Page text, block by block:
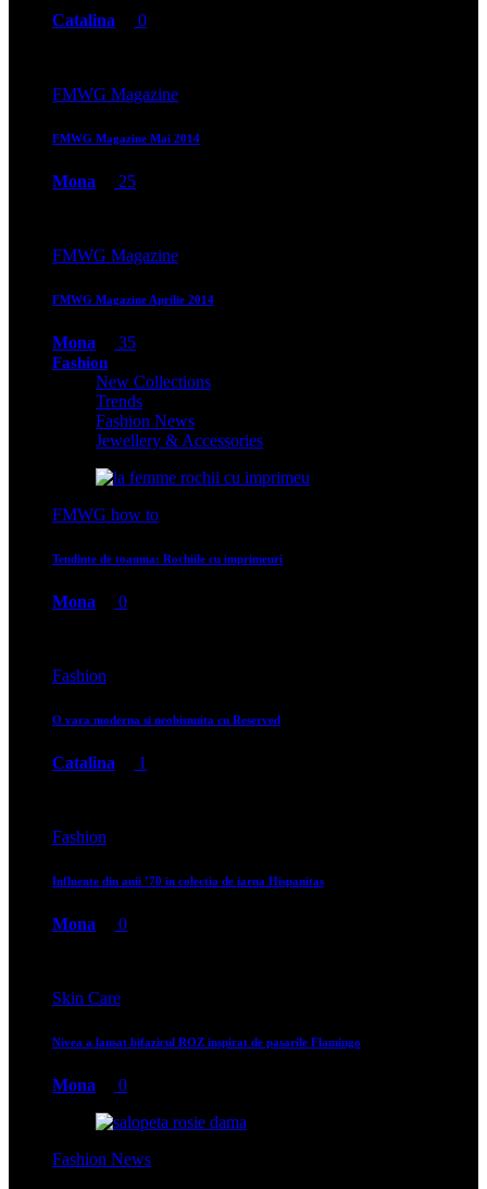
Catalina 0
FMWG Magazine
FMWG Magazine Mai 2014
Mona 25
FMWG Magazine
FMWG Magazine Aprilie 2014
Mona 35
Fashion
New Collections
Trends
Fashion News
Jewellery & Accessories
FMWG how to
Tendinte de toamna: Rochiile cu imprimeuri
Mona 0
Fashion
O vara moderna si neobisnuita cu Reserved
Catalina 1
Fashion
Influente din anii ’70 in colectia de iarna Hispanitas
Mona 0
Skin Care
Nivea a lansat bifazicul ROZ inspirat de pasarile Flamingo
Mona 0
Fashion News